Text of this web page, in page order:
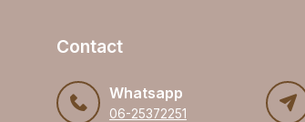
Contact
Whatsapp
06-25372251